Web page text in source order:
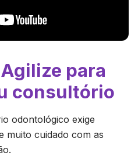
para
consultório
odontológico exige
muito cuidado com as